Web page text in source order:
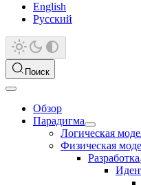
English
Русский
Поиск
Обзор
Парадигма
Логическая
Физическая
Разработка